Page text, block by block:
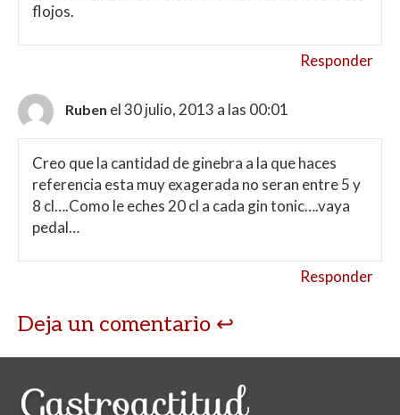
flojos.
Responder
Ruben el 30 julio, 2013 a las 00:01
Creo que la cantidad de ginebra a la que haces
referencia esta muy exagerada no seran entre 5 y
8 cl….Como le eches 20 cl a cada gin tonic….vaya
pedal…
Responder
Deja un comentario